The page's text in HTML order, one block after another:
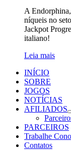
A
níqueis no
Jackpot
italiano!
Leia mais
INÍCIO
SOBRE
JOGOS
NOTÍCIAS
AFILIADOS
PARCEIROS
Trabalhe
Contatos